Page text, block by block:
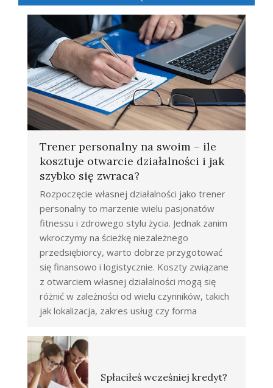
Trener personalny na swoim – ile
kosztuje otwarcie działalności i jak
szybko się zwraca?
Rozpoczęcie własnej działalności jako trener
personalny to marzenie wielu pasjonatów
fitnessu i zdrowego stylu życia. Jednak zanim
wkroczymy na ścieżkę niezależnego
przedsiębiorcy, warto dobrze przygotować
się finansowo i logistycznie. Koszty związane
z otwarciem własnej działalności mogą się
różnić w zależności od wielu czynników, takich
jak lokalizacja, zakres usług czy forma
Spłaciłeś wcześniej kredyt?